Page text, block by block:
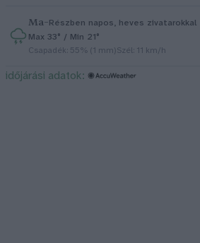
Ma–Részben napos, heves zivatarokkal
Max 33° / Min 21°
Csapadék: 55% (1 mm)Szél: 11 km/h
időjárási adatok: